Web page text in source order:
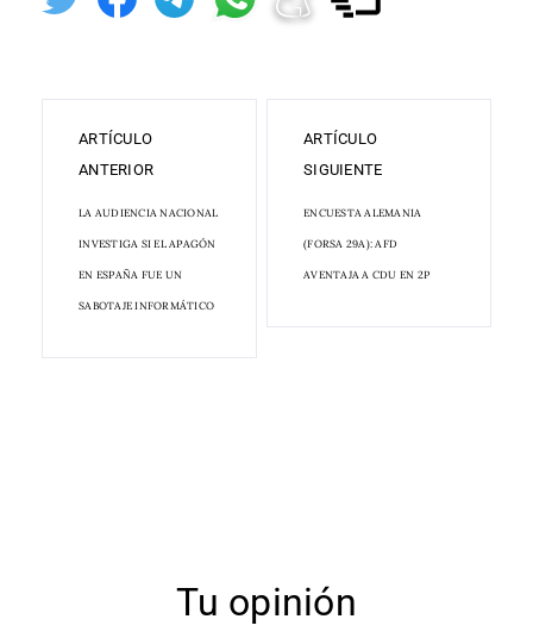
ARTÍCULO
ANTERIOR
LA AUDIENCIA NACIONAL
INVESTIGA SI EL APAGÓN
EN ESPAÑA FUE UN
SABOTAJE INFORMÁTICO
ARTÍCULO
SIGUIENTE
ENCUESTA ALEMANIA
(FORSA 29A): AFD
AVENTAJA A CDU EN 2P
Tu opinión